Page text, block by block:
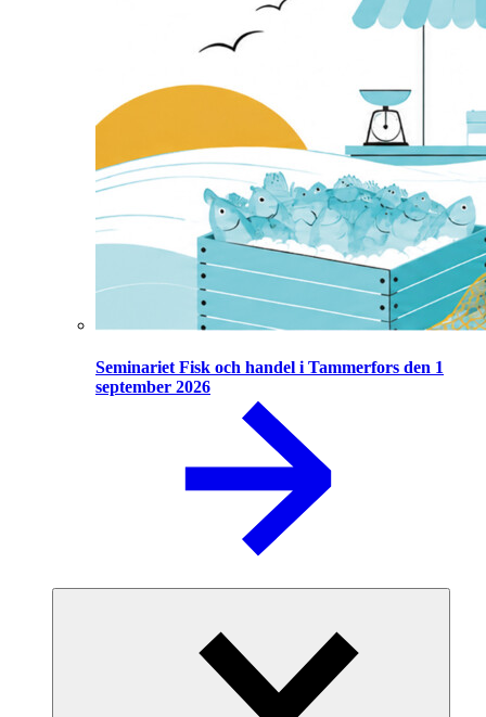
Seminariet Fisk och handel i Tammerfors den 1
september 2026